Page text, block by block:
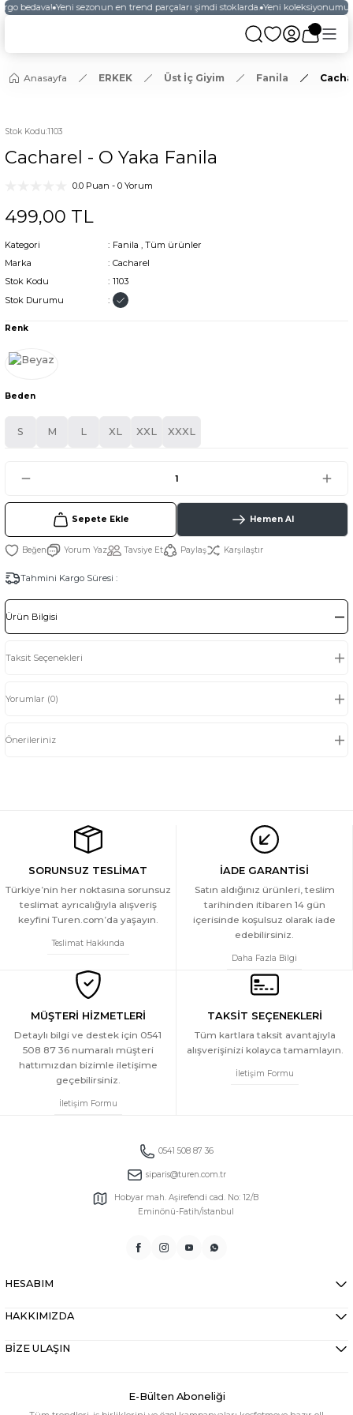
bedava! Yeni sezonun en trend parçaları şimdi stoklarda. Yeni
Anasayfa ERKEK Üst İç Giyim Fanila
Stok Kodu:1103
Cacharel - O Yaka Fanila
0.0 Puan - 0 Yorum
499,00 TL
Kategori Fanila , Tüm ürünler
Marka
Cacharel
Stok Kodu
1103
Stok Durumu
Renk
Beden
S M L XL XXL XXXL
Sepete Ekle Hemen Al
Yorum Yaz Tavsiye Et Paylaş Karşılaştır
Tahmini Kargo Süresi :
Ürün Bilgisi
Taksit Seçenekleri
Yorumlar (0)
Önerileriniz
SORUNSUZ TESLİMAT
Türkiye’nin her noktasına sorunsuz
teslimat ayrıcalığıyla alışveriş
keyfini Turen.com’da yaşayın.
Teslimat Hakkında
İADE GARANTİSİ
Satın aldığınız ürünleri, teslim
tarihinden itibaren 14 gün
içerisinde koşulsuz olarak iade
edebilirsiniz.
Daha Fazla Bilgi
MÜŞTERİ HİZMETLERİ
Detaylı bilgi ve destek için 0541
508 87 36 numaralı müşteri
hattımızdan bizimle iletişime
geçebilirsiniz.
İletişim Formu
TAKSİT SEÇENEKLERİ
Tüm kartlara taksit avantajıyla
alışverişinizi kolayca tamamlayın.
İletişim Formu
0541 508 87 36
siparis@turen.com.tr
Hobyar mah. Aşirefendi cad. No: 12/B
Eminönü-Fatih/İstanbul
HESABIM
HAKKIMIZDA
BİZE ULAŞIN
E-Bülten Aboneliği